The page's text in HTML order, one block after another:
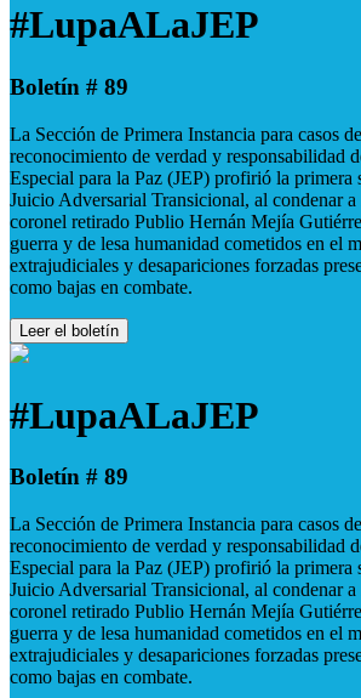
#LupaALaJEP
Boletín # 89
La Sección de Primera Instancia para casos
reconocimiento de verdad y responsabilidad
Especial para la Paz (JEP) profirió la primera
Juicio Adversarial Transicional, al condenar
coronel retirado Publio Hernán Mejía
guerra y de lesa humanidad cometidos en el
extrajudiciales y desapariciones forzadas
como bajas en combate.
Leer el boletín
#LupaALaJEP
Boletín # 89
La Sección de Primera Instancia para casos
reconocimiento de verdad y responsabilidad
Especial para la Paz (JEP) profirió la primera
Juicio Adversarial Transicional, al condenar
coronel retirado Publio Hernán Mejía
guerra y de lesa humanidad cometidos en el
extrajudiciales y desapariciones forzadas
como bajas en combate.